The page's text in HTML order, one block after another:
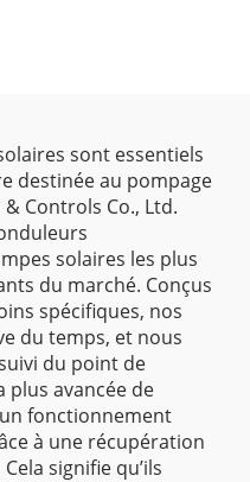
sont essentiels
destinée au pompage
Controls Co., Ltd.
solaires les plus
du marché. Conçus
spécifiques, nos
du temps, et nous
du point de
plus avancée de
fonctionnement
à une récupération
signifie qu’ils